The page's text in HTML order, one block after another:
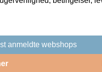
anmeldte webshops